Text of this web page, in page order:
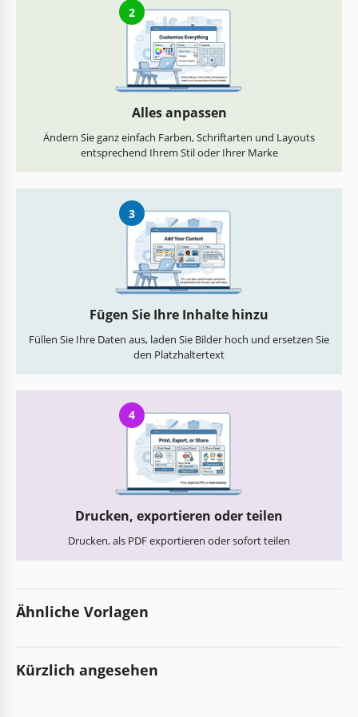
2
Alles anpassen
Ändern Sie ganz einfach Farben, Schriftarten und Layouts
entsprechend Ihrem Stil oder Ihrer Marke
3
Fügen Sie Ihre Inhalte hinzu
Füllen Sie Ihre Daten aus, laden Sie Bilder hoch und ersetzen Sie
den Platzhaltertext
4
Drucken, exportieren oder teilen
Drucken, als PDF exportieren oder sofort teilen
Ähnliche Vorlagen
Kürzlich angesehen